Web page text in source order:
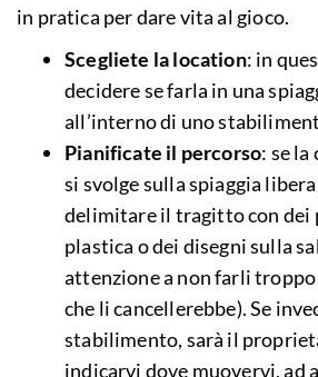
in pratica per dare vita al gioco.
Scegliete la location: in
decidere se farla in una
all’interno di uno
Pianificate il percorso: se la
si svolge sulla spiaggia
delimitare il tragitto con dei
plastica o dei disegni sulla
attenzione a non farli troppo
che li cancellerebbe). Se
stabilimento, sarà il
indicarvi dove muovervi, ad